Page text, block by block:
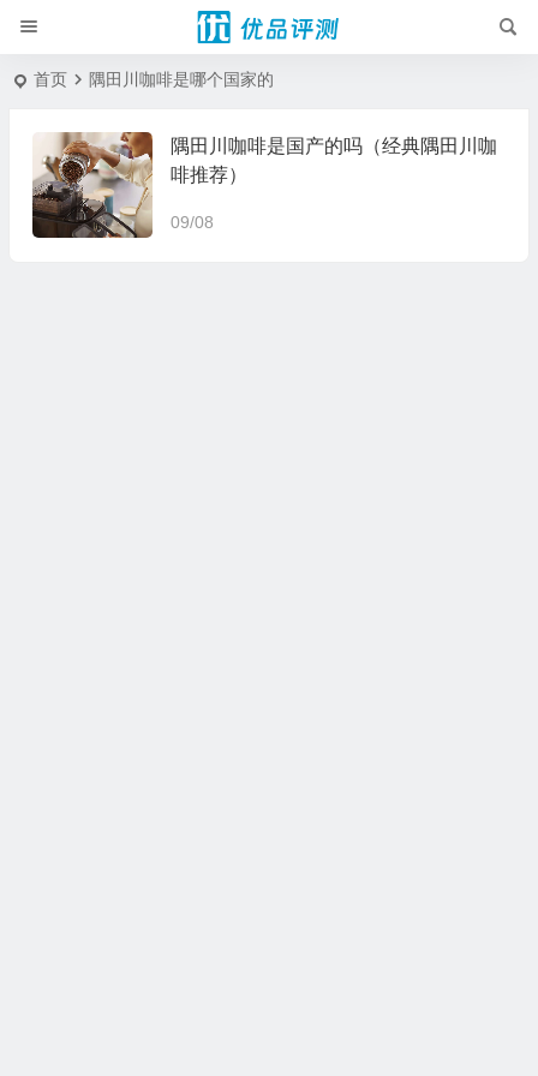
首页 隅田川咖啡是哪个国家的
隅田川咖啡是国产的吗（经典隅田川咖
啡推荐）
09/08